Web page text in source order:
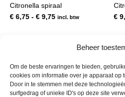
Beheer
Om de beste ervaringen te bieden,
cookies om informatie over je apparaat op
Door in te stemmen met deze
surfgedrag of unieke ID's op deze site
op
de
Citronella spiraal
€ 6,75 - € 9,75Prijsklasse:
incl. btw
€